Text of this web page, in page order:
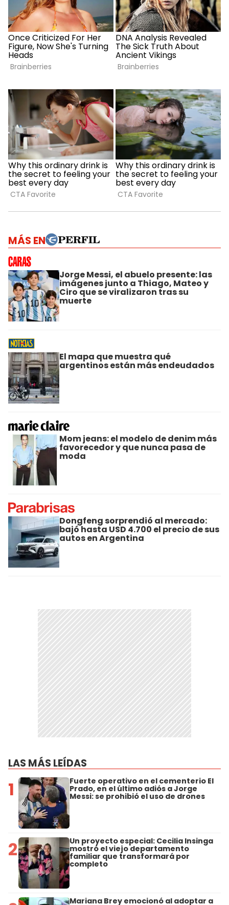
MÁS EN
Jorge Messi, el abuelo presente: las
imágenes junto a Thiago, Mateo y
Ciro que se viralizaron tras su
muerte
El mapa que muestra qué
argentinos están más endeudados
Mom jeans: el modelo de denim más
favorecedor y que nunca pasa de
moda
Dongfeng sorprendió al mercado:
bajó hasta USD 4.700 el precio de sus
autos en Argentina
LAS MÁS LEÍDAS
1 Fuerte operativo en el cementerio El
Prado, en el último adiós a Jorge
Messi: se prohibió el uso de drones
2 Un proyecto especial: Cecilia Insinga
mostró el viejo departamento
familiar que transformará por
completo
Mariana Brey emocionó al adoptar a